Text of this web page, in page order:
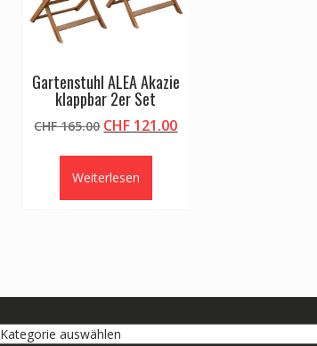
Gartenstuhl ALEA Akazie
klappbar 2er Set
CHF165.00 Ursprünglicher
CHF 165.00
CHF 121.00Aktueller
Weiterlesen
Kategorie